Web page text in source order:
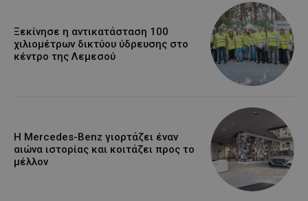
Ξεκίνησε η αντικατάσταση 100
χιλιομέτρων δικτύου ύδρευσης στο
κέντρο της Λεμεσού
Η Mercedes-Benz γιορτάζει έναν
αιώνα ιστορίας και κοιτάζει προς το
μέλλον